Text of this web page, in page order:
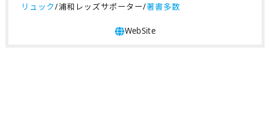
リュック/浦和レッズサポーター/著書多数